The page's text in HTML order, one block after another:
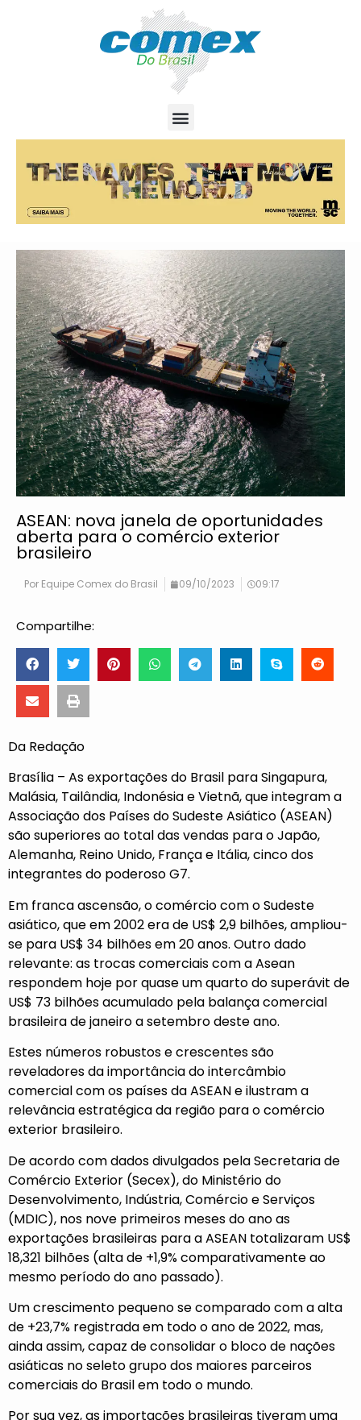
ASEAN: nova janela de oportunidades
aberta para o comércio exterior
brasileiro
Por Equipe Comex do Brasil 09/10/2023 09:17
Compartilhe:
Da Redação
Brasília – As exportações do Brasil para Singapura,
Malásia, Tailândia, Indonésia e Vietnã, que integram a
Associação dos Países do Sudeste Asiático (ASEAN)
são superiores ao total das vendas para o Japão,
Alemanha, Reino Unido, França e Itália, cinco dos
integrantes do poderoso G7.
Em franca ascensão, o comércio com o Sudeste
asiático, que em 2002 era de US$ 2,9 bilhões, ampliou-
se para US$ 34 bilhões em 20 anos. Outro dado
relevante: as trocas comerciais com a Asean
respondem hoje por quase um quarto do superávit de
US$ 73 bilhões acumulado pela balança comercial
brasileira de janeiro a setembro deste ano.
Estes números robustos e crescentes são
reveladores da importância do intercâmbio
comercial com os países da ASEAN e ilustram a
relevância estratégica da região para o comércio
exterior brasileiro.
De acordo com dados divulgados pela Secretaria de
Comércio Exterior (Secex), do Ministério do
Desenvolvimento, Indústria, Comércio e Serviços
(MDIC), nos nove primeiros meses do ano as
exportações brasileiras para a ASEAN totalizaram US$
18,321 bilhões (alta de +1,9% comparativamente ao
mesmo período do ano passado).
Um crescimento pequeno se comparado com a alta
de +23,7% registrada em todo o ano de 2022, mas,
ainda assim, capaz de consolidar o bloco de nações
asiáticas no seleto grupo dos maiores parceiros
comerciais do Brasil em todo o mundo.
Por sua vez, as importações brasileiras tiveram uma